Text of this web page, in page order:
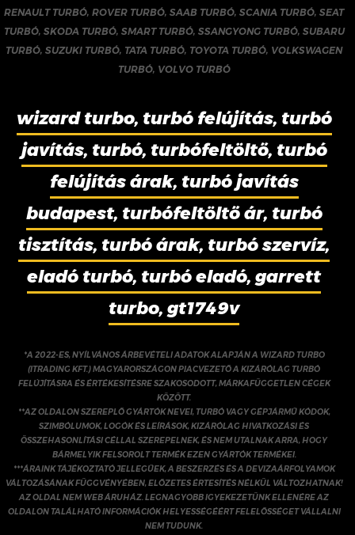
RENAULT TURBÓ,ROVER TURBÓ,SAAB TURBÓ,SCANIA TURBÓ,SEAT
TURBÓ, SKODA TURBÓ, SMART TURBÓ, SSANGYONG TURBÓ, SUBARU
TURBÓ,SUZUKI TURBÓ, TATA TURBÓ, TOYOTA TURBÓ, VOLKSWAGEN
TURBÓ, VOLVO TURBÓ
wizard turbo, turbó felújítás, turbó
javítás, turbó, turbófeltöltő, turbó
felújítás árak, turbó javítás
budapest, turbófeltöltő ár, turbó
tisztítás, turbó árak, turbó szervíz,
eladó turbó, turbó eladó, garrett
turbo, gt1749v
*A 2022-ES, NYÍLVÁNOS ÁRBEVÉTELI ADATOK ALAPJÁN A WIZARD TURBO
(ITRADING KFT.) MAGYARORSZÁGON PIACVEZETŐ A KIZÁRÓLAG TURBÓ
FELÚJÍTÁSRA ÉS ÉRTÉKESÍTÉSRE SZAKOSODOTT, MÁRKAFÜGGETLEN CÉGEK
KÖZÖTT.
**AZ OLDALON SZEREPLŐ GYÁRTÓK NEVEI, TURBÓ VAGY GÉPJÁRMŰ KÓDOK,
SZIMBÓLUMOK, LOGÓK ÉS LEÍRÁSOK, KIZÁRÓLAG HIVATKOZÁSI ÉS
ÖSSZEHASONLÍTÁSI CÉLLAL SZEREPELNEK, ÉS NEM UTALNAK ARRA, HOGY
BÁRMELYIK FELSOROLT TERMÉK EZEN GYÁRTÓK TERMÉKEI.
***ÁRAINK TÁJÉKOZTATÓ JELLEGŰEK, A BESZERZÉS ÉS A DEVIZAÁRFOLYAMOK
VÁLTOZÁSÁNAK FÜGGVÉNYÉBEN, ELŐZETES ÉRTESÍTÉS NÉLKÜL VÁLTOZHATNAK!
AZ OLDAL NEM WEB ÁRUHÁZ. LEGNAGYOBB IGYEKEZETÜNK ELLENÉRE AZ
OLDALON TALÁLHATÓ INFORMÁCIÓK HELYESSÉGÉÉRT FELELŐSSÉGET VÁLLALNI
NEM TUDUNK.